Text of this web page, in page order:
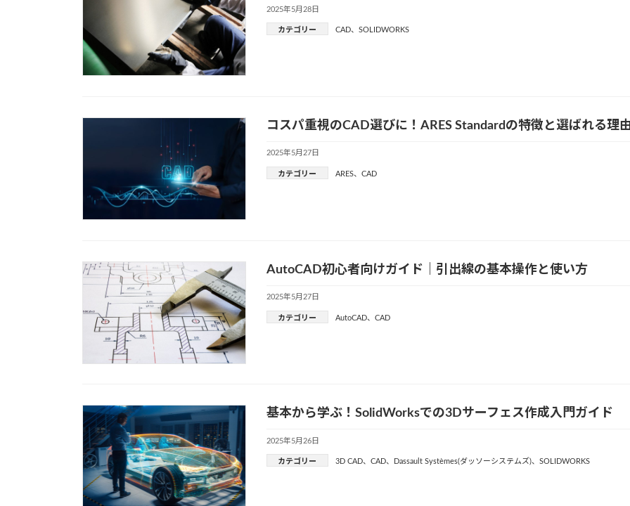
2025年5月28日
カテゴリー CAD、 SOLIDWORKS
コスパ重視のCAD選びに！ARES Standardの特徴と選ばれる理
2025年5月27日
カテゴリー ARES、 CAD
AutoCAD初心者向けガイド｜引出線の基本操作と使い方
2025年5月27日
カテゴリー AutoCAD、 CAD
基本から学ぶ！SolidWorksでの3Dサーフェス作成入門ガイド
2025年5月26日
カテゴリー 3D CAD、 CAD、 Dassault Systèmes(ダッソーシステムズ)、 SOLIDWORKS